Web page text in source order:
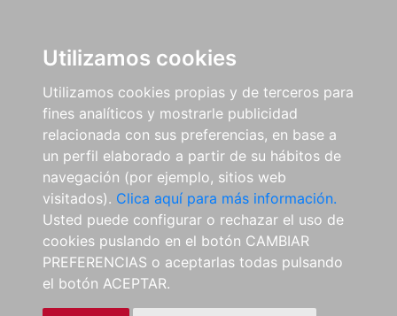
Utilizamos cookies
Utilizamos cookies propias y de terceros para
fines analíticos y mostrarle publicidad
relacionada con sus preferencias, en base a
un perfil elaborado a partir de su hábitos de
navegación (por ejemplo, sitios web
visitados). Clica aquí para más información.
Usted puede configurar o rechazar el uso de
cookies puslando en el botón CAMBIAR
PREFERENCIAS o aceptarlas todas pulsando
el botón ACEPTAR.